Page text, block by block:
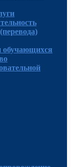
обучающихся